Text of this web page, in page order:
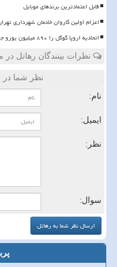
قابل اعتمادترین برندهای موبایل
اعزام اولین کاروان خادمان شهرداری
اتحادیه اروپا گوگل را ۸۹۰ میلیون یورو جریمه کرد
نظرات بینندگان رهاتل
نظر شما در
نام:
ایمیل:
نظر:
سوال: